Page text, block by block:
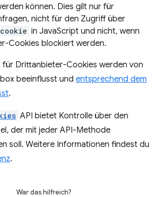
können. Dies gilt nur für
nicht für den Zugriff über
in JavaScript und nicht, wenn
Cookies blockiert werden.
für Drittanbieter-Cookies werden von
beeinflusst und entsprechend dem
.
API bietet Kontrolle über den
der mit jeder API-Methode
soll. Weitere Informationen findest du
.
War das hilfreich?